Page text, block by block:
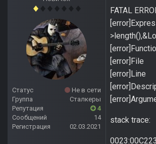
Статус
Не в сети
Группа
Сталкеры
Репутация
4
Сообщений
14
Регистрация
02.03.2021
FATAL
[error]File
stack trace: